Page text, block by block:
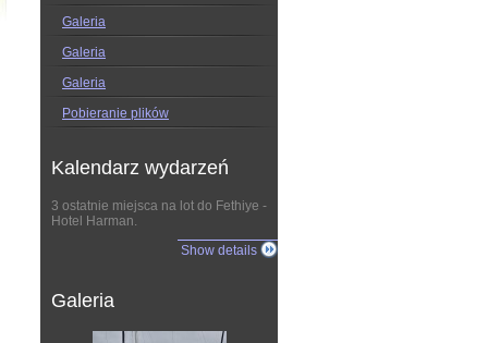
Galeria
Galeria
Galeria
Pobieranie plików
Kalendarz wydarzeń
3 ostatnie miejsca na lot do Fethiye -
Hotel Harman.
Show details
Galeria